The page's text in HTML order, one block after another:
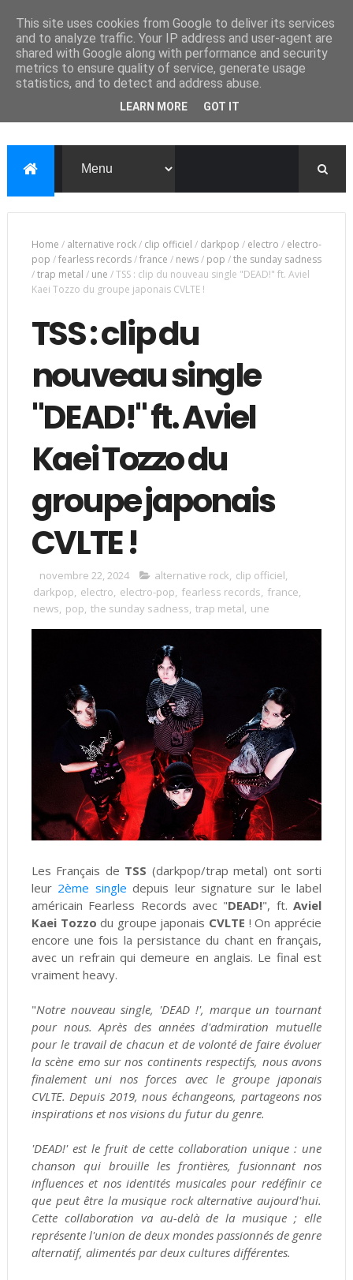
Home / alternative rock/ clip officiel / darkpop / electro / electro-
pop /fearless records/france / news/ pop /the sunday sadness
/trap metal / une /TSS : clip du nouveau single "DEAD!" ft. Aviel
Kaei Tozzo du groupe japonais CVLTE !
TSS : clip du
nouveau single
"DEAD!" ft. Aviel
Kaei Tozzo du
groupe japonais
CVLTE !
novembre 22, 2024 alternative rock, clip officiel,
darkpop, electro, electro-pop, fearless records, france,
news, pop, the sunday sadness, trap metal, une
Les Français de TSS (darkpop/trap metal) ont sorti
leur 2ème single depuis leur signature sur le label
américain Fearless Records avec "DEAD!", ft.Aviel
Kaei Tozzo du groupe japonais CVLTE ! On apprécie
encore une fois la persistance du chant en français,
avec un refrain qui demeure en anglais. Le final est
vraiment heavy.
"Notre nouveau single, 'DEAD !', marque un tournant
pour nous. Après des années d'admiration mutuelle
pour le travail de chacun et de volonté de faire évoluer
la scène emo sur nos continents respectifs, nous avons
finalement uni nos forces avec le groupe japonais
CVLTE. Depuis 2019, nous échangeons, partageons nos
inspirations et nos visions du futur du genre.
'DEAD!' est le fruit de cette collaboration unique : une
chanson qui brouille les frontières, fusionnant nos
influences et nos identités musicales pour redéfinir ce
que peut être la musique rock alternative aujourd'hui.
Cette collaboration va au-delà de la musique ; elle
représente l'union de deux mondes passionnés de genre
alternatif, alimentés par deux cultures différentes.
This site uses cookies from Google to deliver its services
and to analyze traffic. Your IP address and user-agent are
shared with Google along with performance and security
metrics to ensure quality of service, generate usage
statistics, and to detect and address abuse.
LEARN MORE GOT IT